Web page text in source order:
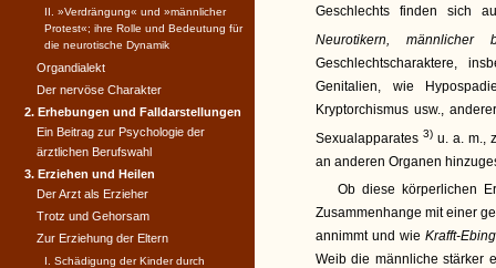
Geschlechts finden sich
Neurotikern, männlicher
Geschlechtscharaktere,
Genitalien, wie
Kryptorchismus usw.,
Sexualapparates 3)u. a. m.,
an anderen Organen
Ob diese körperlichen
Zusammenhange mit einer
annimmt und wie Krafft-
Weib die männliche stärker
II. »Verdrängung« und »männ­licher
Protest«; ihre Rolle und Bedeutung für
die neurotische Dynamik
Organdialekt
Der nervöse Charakter
2. Erhebungen und Falldarstellungen
Ein Beitrag zur Psychologie der
ärztlichen Berufswahl
3. Erziehen und Heilen
Der Arzt als Erzieher
Trotz und Gehorsam
Zur Erziehung der Eltern
I. Schädigung der Kinder durch